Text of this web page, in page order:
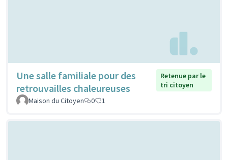
Une salle familiale pour des
retrouvailles chaleureuses
Retenue par le
tri citoyen
Maison du Citoyen
0 1